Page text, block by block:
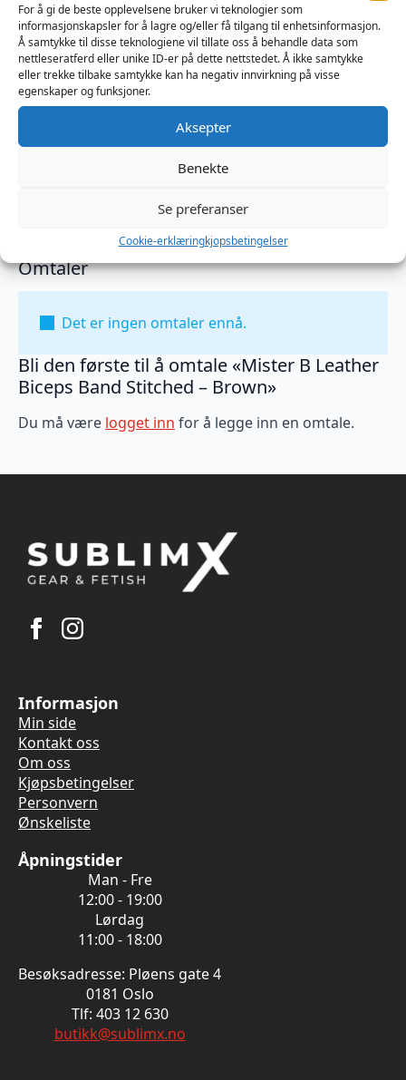
For å gi de beste opplevelsene bruker vi teknologier som
informasjonskapsler for å lagre og/eller få tilgang til enhetsinformasjon.
Å samtykke til disse teknologiene vil tillate oss å behandle data som
nettleseratferd eller unike ID-er på dette nettstedet. Å ikke samtykke
eller trekke tilbake samtykke kan ha negativ innvirkning på visse
egenskaper og funksjoner.
Aksepter
Benekte
Se preferanser
Cookie-erklæringkjopsbetingelser
På lager
Mister
B
Leather
Biceps
Band
Stitched
Brown
Legg I Handlekurv
Produktnummer:MB615027
Kategorier:
Omtaler
Det er ingen omtaler ennå.
Bli den første til å omtale «Mister B Leather
Biceps Band Stitched – Brown»
Du må være logget inn for å legge inn en omtale.
Informasjon
Min side
Kontakt oss
Om oss
Kjøpsbetingelser
Personvern
Ønskeliste
Åpningstider
Man - Fre
12:00 - 19:00
Lørdag
11:00 - 18:00
Besøksadresse: Pløens gate 4
0181 Oslo
Tlf: 403 12 630
butikk@sublimx.no